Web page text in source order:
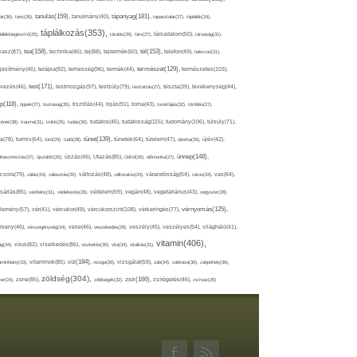
tánc(26), tanulás(159), tanulmány(40), tápanyag(181), tapasztalat(27), táplálék(34),
táplálkozás(353), tárolás(29), társ(27), társadalom(50), társaság(31),
tea(158), technika(46), tej(88), tejtermék(60), tél(153), telefon(49), televízió(31),
terápia(92), terhesség(96), termék(44), természet(129), természetes(103),
test(171), testmozgás(97), testsúly(79), testtartás(27), tészta(39), tevékenység(44),
tippek(27), tisztaság(35), tisztítás(44), tojás(91), torna(43), torokfájás(32), törődés(27),
trauma(31), trükk(25), tudás(30), tudatos(46), tudatosság(115), tudomány(106), túlsúly(71),
turmix(64), túró(29), tüdő(28), tünet(139), tünetek(64), türelem(47), uborka(26), újév(42),
újszülött(26), úszás(46), Utazás(85), Üdítő(26), ülőmunka(27), ünnep(148),
válás(24), választás(29), változás(48), változatos(24), várandósság(54), város(24), vas(64),
vashiány(31), védekezés(28), védelem(59), vegán(48), vegetáriánus(43), vegyszer(28),
vér(41), vércukor(49), vércukorszint(108), vérkeringés(77), vérnyomás(125),
vérszegénység(34), vese(46), veszekedés(29), veszély(45), veszélyes(54), világháló(41),
vírus(82), viselkedés(86), viszketés(30), vita(34), vitalitás(31), vitamin(406),
vitaminok(85), víz(184), vizsga(26), vizsgálat(59), zab(34), zabkása(36), zabpehely(36),
zene(85), zöldség(304), zöldségek(32), zsír(166), zsírégetés(46), zsírsav(25)